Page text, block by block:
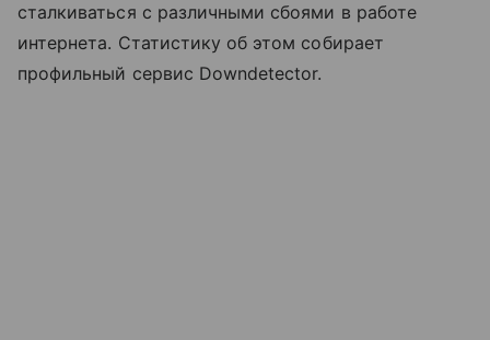
сталкиваться с различными сбоями в работе
интернета. Статистику об этом собирает
профильный сервис Downdetector.